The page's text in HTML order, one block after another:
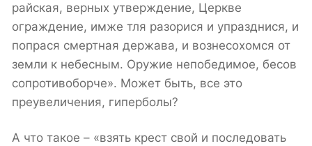
райская, верных утверждение, Церкве
ограждение, имже тля разорися и упразднися, и
попрася смертная держава, и вознесохомся от
земли к небесным. Оружие непобедимое, бесов
сопротивоборче». Может быть, все это
преувеличения, гиперболы?
А что такое – «взять крест свой и последовать